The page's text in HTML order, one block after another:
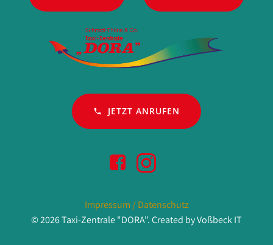
JETZT ANRUFEN
Impressum / Datenschutz
© 2026 Taxi-Zentrale "DORA". Created by Voßbeck IT